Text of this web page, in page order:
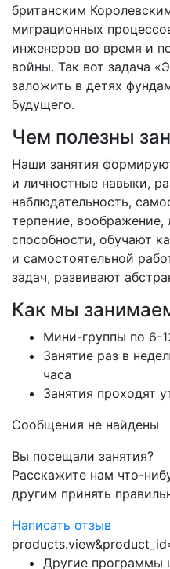
британским
миграционных
инженеров во время и
войны. Так вот задача
заложить в детях
будущего.
Чем полезны
Наши занятия
и личностные навыки,
наблюдательность,
терпение, воображение,
способности, обучают
и самостоятельной
задач, развивают
Как мы
Мини-группы по 6-
Занятие раз в
часа
Занятия проходят
Сообщения не найдены
Вы посещали занятия?
Расскажите нам что-
другим принять
Написать отзыв
Другие программы